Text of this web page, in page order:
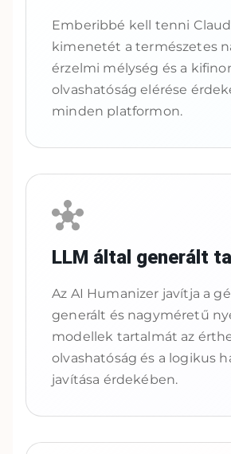
Emberibbé kell tenni
kimenetét a természetes
érzelmi mélység és a
olvashatóság elérése
minden platformon.
LLM által generált
Az AI Humanizer javítja a
generált és nagyméretű
modellek tartalmát az
olvashatóság és a logikus
javítása érdekében.